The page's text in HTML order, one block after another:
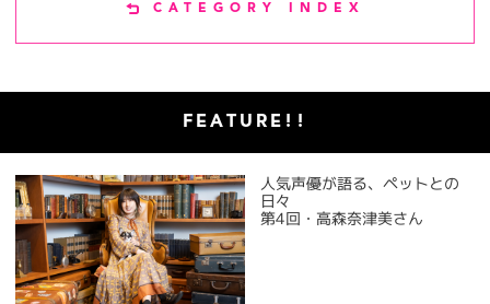
CATEGORY INDEX
FEATURE!!
人気声優が語る、ペットとの
日々
第4回・高森奈津美さん